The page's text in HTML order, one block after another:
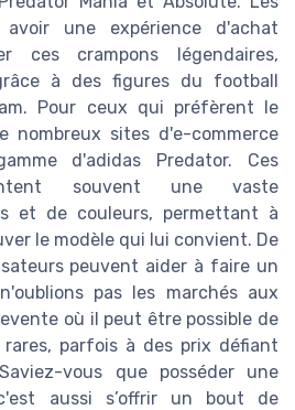
une expérience d'achat
ces crampons légendaires,
à des figures du football
Pour ceux qui préfèrent le
nombreux sites d'e-commerce
d'adidas Predator. Ces
souvent une vaste
et de couleurs, permettant à
le modèle qui lui convient. De
peuvent aider à faire un
pas les marchés aux
où il peut être possible de
parfois à des prix défiant
vous que posséder une
aussi s’offrir un bout de